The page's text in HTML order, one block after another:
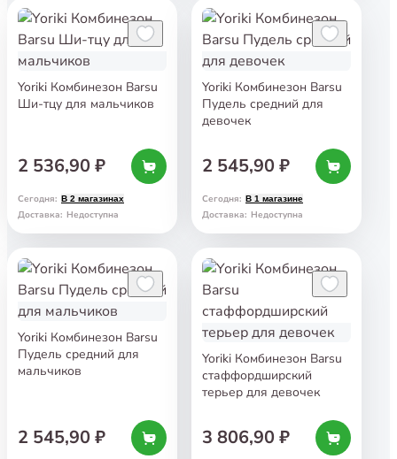
Yoriki Комбинезон Barsu
Ши-тцу для мальчиков
2 536,90 ₽
Сегодня: В 2 магазинах
Доставка: Недоступна
Yoriki Комбинезон Barsu
Пудель средний для
девочек
2 545,90 ₽
Сегодня: В 1 магазине
Доставка: Недоступна
Yoriki Комбинезон Barsu
Пудель средний для
мальчиков
2 545,90 ₽
Yoriki Комбинезон Barsu
стаффордширский
терьер для девочек
3 806,90 ₽